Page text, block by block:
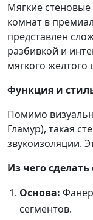
Мягкие
комнат в
представлен
разбивкой и
мягкого желтого
Функция и
Помимо
Гламур), такая
звукоизоляции.
Из чего
Основа:
сегментов.